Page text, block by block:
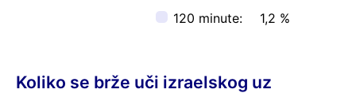
120 minute:
1,2 %
Koliko se brže uči izraelskog uz